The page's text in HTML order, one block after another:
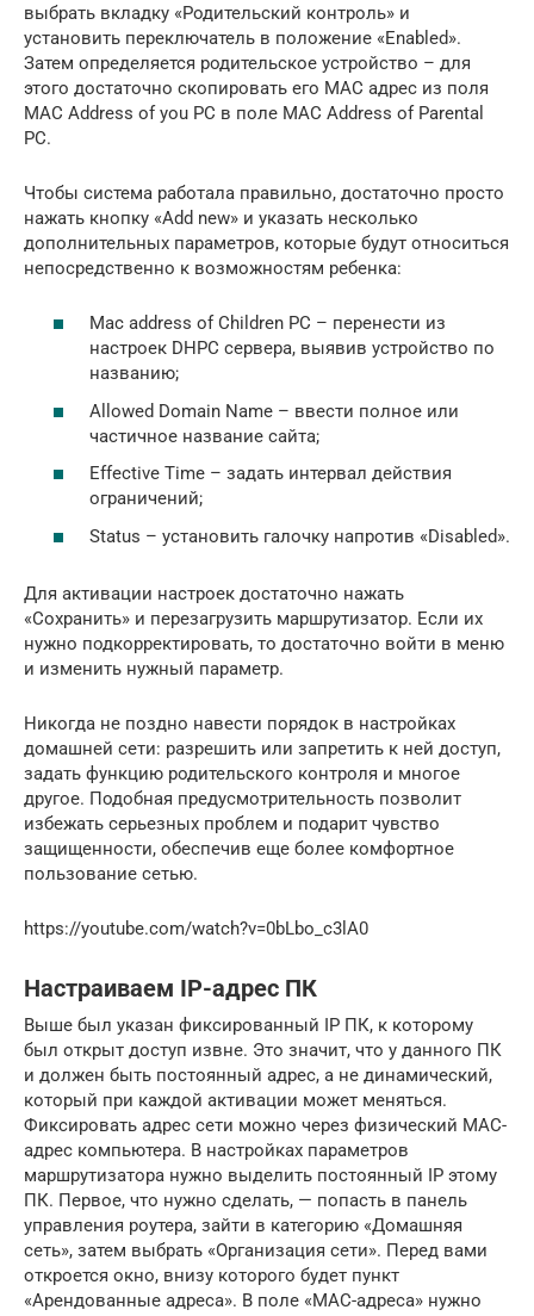
выбрать вкладку «Родительский контроль» и
установить переключатель в положение «Enabled».
Затем определяется родительское устройство – для
этого достаточно скопировать его MAC адрес из поля
MAC Address of you PC в поле MAC Address of Parental
PC.
Чтобы система работала правильно, достаточно просто
нажать кнопку «Add new» и указать несколько
дополнительных параметров, которые будут относиться
непосредственно к возможностям ребенка:
Mac address of Children PC – перенести из
настроек DHPC сервера, выявив устройство по
названию;
Allowed Domain Name – ввести полное или
частичное название сайта;
Effective Time – задать интервал действия
ограничений;
Status – установить галочку напротив «Disabled».
Для активации настроек достаточно нажать
«Сохранить» и перезагрузить маршрутизатор. Если их
нужно подкорректировать, то достаточно войти в меню
и изменить нужный параметр.
Никогда не поздно навести порядок в настройках
домашней сети: разрешить или запретить к ней доступ,
задать функцию родительского контроля и многое
другое. Подобная предусмотрительность позволит
избежать серьезных проблем и подарит чувство
защищенности, обеспечив еще более комфортное
пользование сетью.
https://youtube.com/watch?v=0bLbo_c3lA0
Настраиваем IP-адрес ПК
Выше был указан фиксированный IP ПК, к которому
был открыт доступ извне. Это значит, что у данного ПК
и должен быть постоянный адрес, а не динамический,
который при каждой активации может меняться.
Фиксировать адрес сети можно через физический MAC-
адрес компьютера. В настройках параметров
маршрутизатора нужно выделить постоянный IP этому
ПК. Первое, что нужно сделать, — попасть в панель
управления роутера, зайти в категорию «Домашняя
сеть», затем выбрать «Организация сети». Перед вами
откроется окно, внизу которого будет пункт
«Арендованные адреса». В поле «MAC-адреса» нужно